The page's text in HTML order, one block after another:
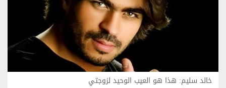
خالد سليم: هذا هو العيب الوحيد لزوجتي